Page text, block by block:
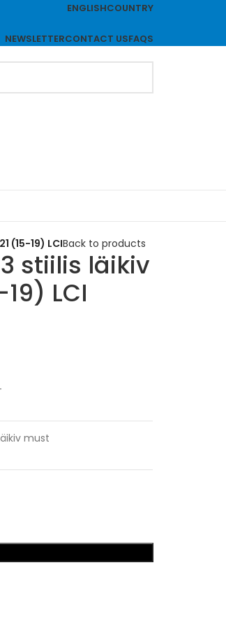
ENGLISHCOUNTRY
NEWSLETTERCONTACT USFAQS
(15-19) LCIBack to products
stiilis läikiv
LCI
must